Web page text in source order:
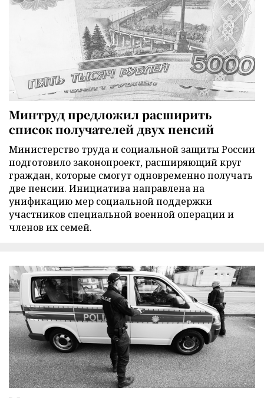
Минтруд предложил расширить
список получателей двух пенсий
Министерство труда и социальной защиты России
подготовило законопроект, расширяющий круг
граждан, которые смогут одновременно получать
две пенсии. Инициатива направлена на
унификацию мер социальной поддержки
участников специальной военной операции и
членов их семей.